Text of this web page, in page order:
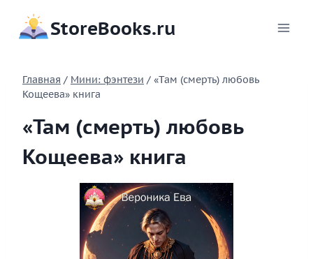
содержимому
StoreBooks.ru
Главная / Мини: фэнтези / «Там (смерть) любовь
Кощеева» книга
«Там (смерть) любовь
Кощеева» книга